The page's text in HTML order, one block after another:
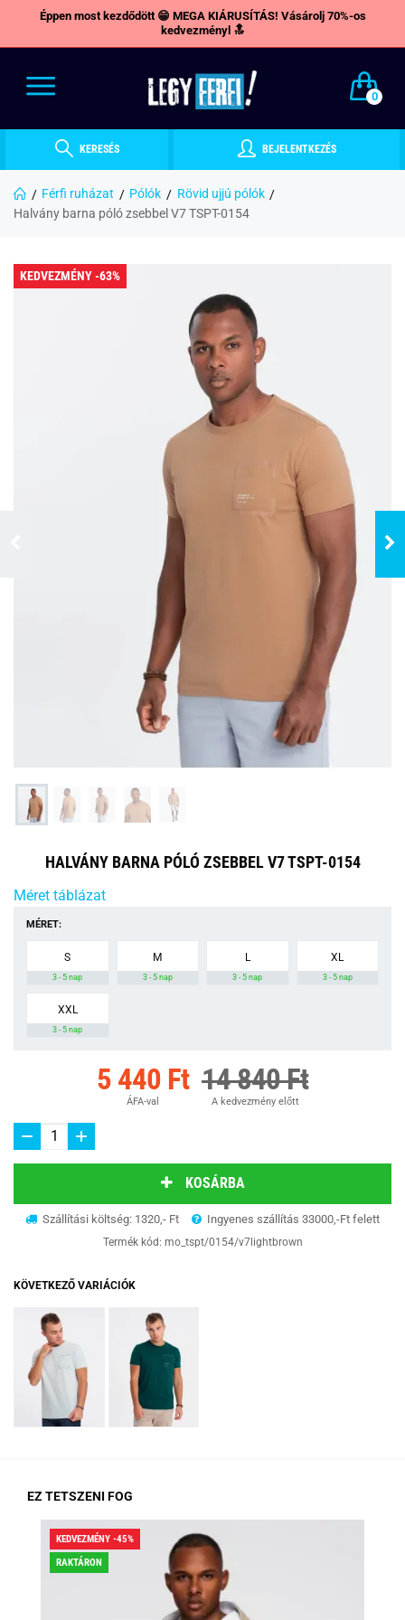
Éppen most kezdődött 😁 MEGA KIÁRUSÍTÁS! Vásárolj 70%-os
kedvezményl 🔝
0
KERESÉS BEJELENTKEZÉS
Férfi ruházat Pólók
Rövid ujjú pólók
Halvány barna póló zsebbel V7 TSPT-0154
KEDVEZMÉNY -63%
HALVÁNY BARNA PÓLÓ ZSEBBEL V7 TSPT-0154
Méret táblázat
MÉRET:
S
3 - 5 nap
M
3 - 5 nap
L
3 - 5 nap
XL
3 - 5 nap
XXL
3 - 5 nap
5 440 Ft
ÁFA-val
14 840 Ft
A kedvezmény előtt
KOSÁRBA
Szállítási költség: 1320,- Ft Ingyenes szállítás 33000,-Ft felett
Termék kód: mo_tspt/0154/v7lightbrown
KÖVETKEZŐ VARIÁCIÓK
EZ TETSZENI FOG
KEDVEZMÉNY -45%
RAKTÁRON